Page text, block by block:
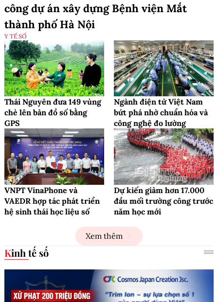
công dự án xây dựng Bệnh viện Mắt
thành phố Hà Nội
Y TẾ SỐ
Thái Nguyên đưa 149 vùng
chè lên bản đồ số bằng
GPS
Ngành điện tử Việt Nam
bứt phá nhờ chuẩn hóa và
công nghệ đo lường
VNPT VinaPhone và
VAEDR hợp tác phát triển
hệ sinh thái học liệu số
Dự kiến giảm hơn 17.000
đầu mối trường công trước
năm học mới
Xem thêm
Kinh tế số